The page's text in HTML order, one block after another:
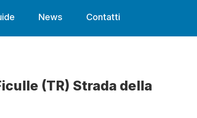
News Contatti
(TR) Strada della